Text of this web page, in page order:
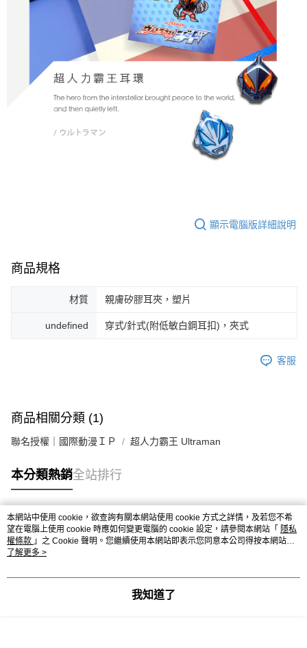
顯示電腦版詳細說明
商品規格
材質 親膚矽膠耳夾，塑片
undefined 穿式/針式(附低敏白鋼耳扣)，夾式
客服
商品相關分類 (1)
聯名授權｜國際動漫ＩＰ 超人力霸王 Ultraman
本分類熱銷全站排行
熱門標籤
本網站中使用 cookie，欲查詢有關本網站使用 cookie 方式之詳情，及若您不希
望在電腦上使用 cookie 時應如何變更電腦的 cookie 設定，請參閱本網站「 隱私
權條款 」之 Cookie 聲明。您繼續使用本網站即表示您同意本公司得按本網站使
用條款之 Cookie 聲明使用 cookie。
了解更多 >
我知道了